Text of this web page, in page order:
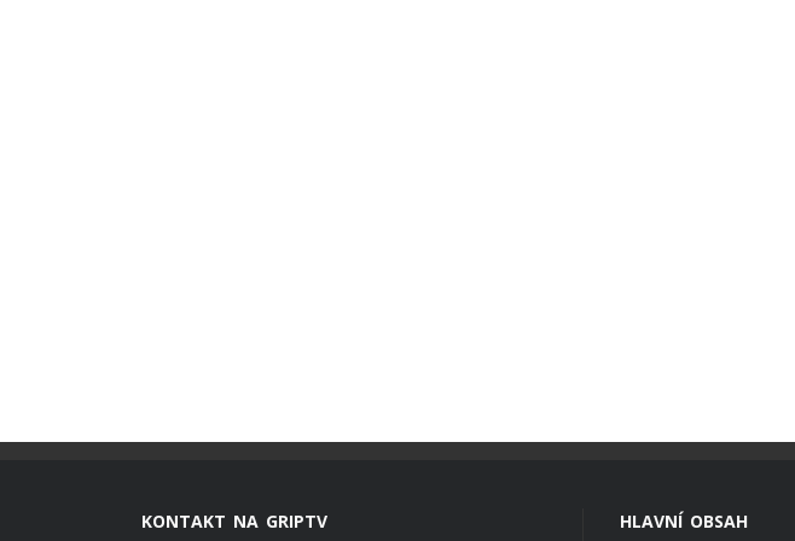
KONTAKT NA GRIPTV HLAVNÍ OBSAH